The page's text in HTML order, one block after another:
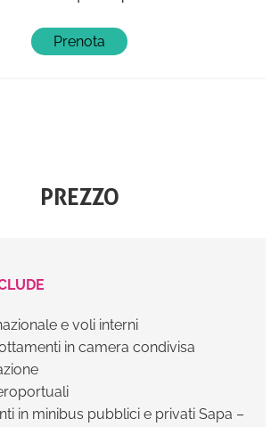
PREZZO
e voli interni
in camera condivisa
in minibus pubblici e privati Sapa –